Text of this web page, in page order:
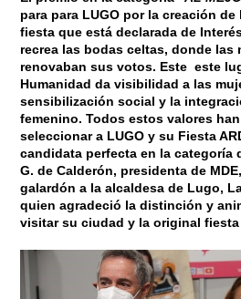
para para LUGO por la creación de
fiesta que está declarada de
recrea las bodas celtas, donde las
renovaban sus votos. Este este
Humanidad da visibilidad a las
sensibilización social y la
femenino. Todos estos valores
seleccionar a LUGO y su Fiesta
candidata perfecta en la categoría
G. de Calderón, presidenta de
galardón a la alcaldesa de Lugo,
quien agradeció la distinción y
visitar su ciudad y la original fiesta